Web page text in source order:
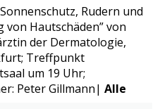
Rudern und
von Hautschäden” von
der Dermatologie,
Treffpunkt
um 19 Uhr;
Peter Gillmann| Alle